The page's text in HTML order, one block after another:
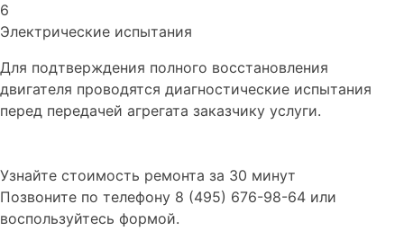
6
Электрические испытания
Для подтверждения полного восстановления
двигателя проводятся диагностические испытания
перед передачей агрегата заказчику услуги.
Узнайте стоимость ремонта за 30 минут
Позвоните по телефону 8 (495) 676-98-64 или
воспользуйтесь формой.